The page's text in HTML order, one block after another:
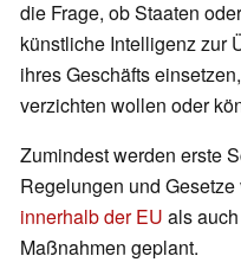
die Frage, ob Staaten
künstliche Intelligenz zur
ihres Geschäfts
verzichten wollen oder
Zumindest werden erste
Regelungen und
innerhalb der EU als auch
Maßnahmen geplant.